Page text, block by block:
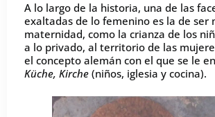
A lo largo de la historia, una de las
exaltadas de lo femenino es la de ser
maternidad, como la crianza de los
a lo privado, al territorio de las
el concepto alemán con el que se le
Küche, Kirche (niños, iglesia y cocina).